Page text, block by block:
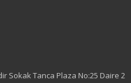
Sokak Tanca Plaza No:25 Daire 2